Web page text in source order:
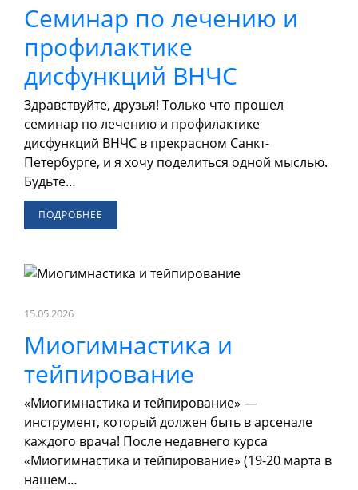
Семинар по лечению и
профилактике
дисфункций ВНЧС
Здравствуйте, друзья! Только что прошел
семинар по лечению и профилактике
дисфункций ВНЧС в прекрасном Санкт-
Петербурге, и я хочу поделиться одной мыслью.
Будьте…
ПОДРОБНЕЕ
15.05.2026
Миогимнастика и
тейпирование
«Миогимнастика и тейпирование» —
инструмент, который должен быть в арсенале
каждого врача! После недавнего курса
«Миогимнастика и тейпирование» (19-20 марта в
нашем…